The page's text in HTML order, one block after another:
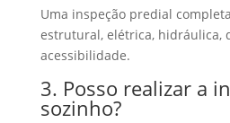
Uma inspeção predial
estrutural, elétrica, hidráulica,
acessibilidade.
3. Posso realizar a
sozinho?